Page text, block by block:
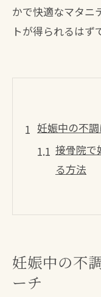
かで快適なマタニ
トが得られるはず
妊娠中の不
接骨院で
る方法
整体と
特徴
妊娠中
妊娠中の不
ーチ